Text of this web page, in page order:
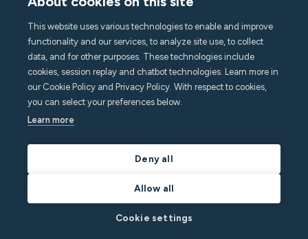
Lingua
This website uses various technologies to enable and improve
functionality and our services, to analyze site use, to collect
data, and for other purposes. These technologies include
cookies, session replay and chatbot technologies. Learn more in
our Cookie Policy and Privacy Policy. With respect to cookies,
you can select your preferences below.
Learn more
Deny all
Allow all
Cookie settings